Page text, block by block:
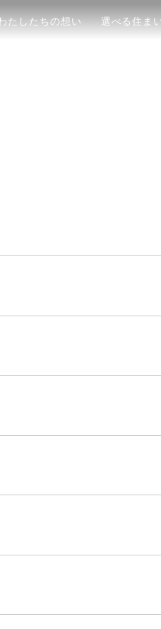
たしたちの想い 選べる住ま
た。ウチとソ